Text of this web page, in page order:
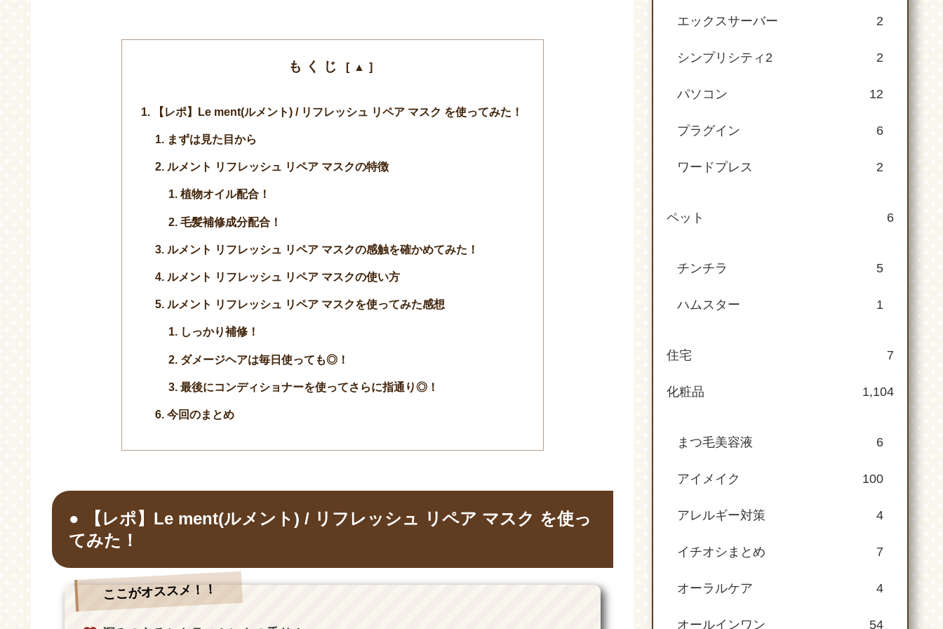
もくじ
【レポ】Le ment(ルメント) / リフレッシュ リペア マスク を使ってみた！
まずは見た目から
ルメント リフレッシュ リペア マスクの特徴
植物オイル配合！
毛髪補修成分配合！
ルメント リフレッシュ リペア マスクの感触を確かめてみた！
ルメント リフレッシュ リペア マスクの使い方
ルメント リフレッシュ リペア マスクを使ってみた感想
しっかり補修！
ダメージヘアは毎日使っても◎！
最後にコンディショナーを使ってさらに指通り◎！
今回のまとめ
【レポ】Le ment(ルメント) / リフレッシュ リペア マスク を使っ
てみた！
ここがオススメ！！
エックスサーバー 2
シンプリシティ2 2
パソコン 12
プラグイン 6
ワードプレス 2
ペット 6
チンチラ 5
ハムスター 1
住宅 7
化粧品 1,104
まつ毛美容液 6
アイメイク 100
アレルギー対策 4
イチオシまとめ 7
オーラルケア 4
オールインワン 54